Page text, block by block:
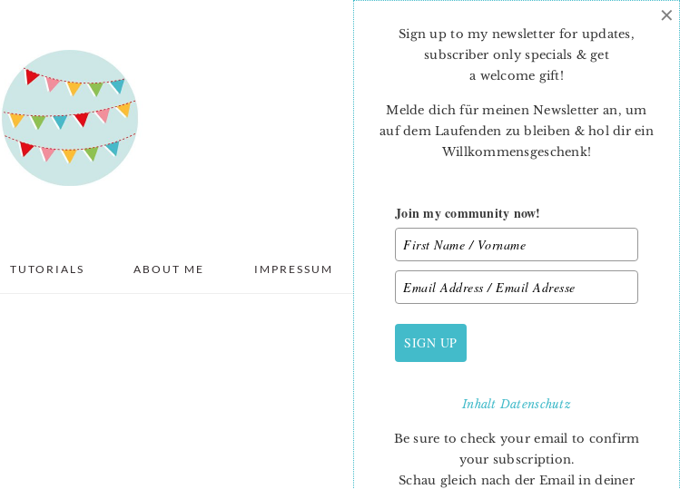
TUTORIALS ABOUT ME IMPRESSUM DATENSCHUTZ
PRIMARY
SIDEBAR
Sign up to my newsletter for updates,
subscriber only specials & get
a welcome gift!
Melde dich für meinen Newsletter an, um
auf dem Laufenden zu bleiben & hol dir ein
Willkommensgeschenk!
Join my community now!
SIGN UP
InhaltDatenschutz
Be sure to check your email to confirm
your subscription.
Schau gleich nach der Email in deiner
×